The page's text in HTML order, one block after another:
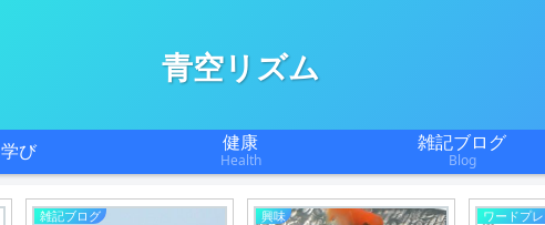
青空リズム
学び
健康
Health
雑記ブログ
Blog
雑記ブログ 興味 ワードプレ